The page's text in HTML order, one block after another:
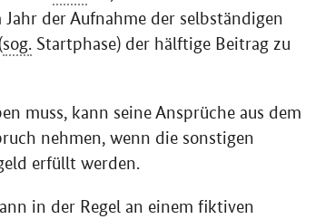
Jahr der Aufnahme der selbständigen
sog. Startphase) der hälftige Beitrag zu
muss, kann seine Ansprüche aus dem
nehmen, wenn die sonstigen
erfüllt werden.
in der Regel an einem fiktiven